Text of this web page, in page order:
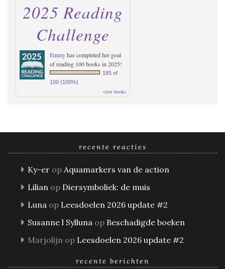
2025 Reading
Challenge
Emmyhas completed her goal
of reading 100 books in 2025!
185 of
100 (100%)
view books
recente reacties
Ky-er op Aquamarkers van de action
Lilian op Diersymboliek: de muis
Luna op Leesdoelen 2026 update #2
Susanne l Sylluna op Beschadigde boeken
Marjolijn op Leesdoelen 2026 update #2
recente berichten